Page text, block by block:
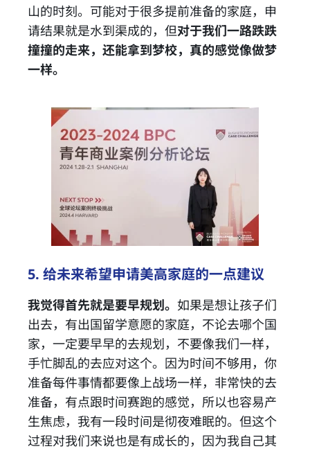
山的时刻。可能对于很多提前准备的家庭，申
请结果就是水到渠成的，但对于我们一路跌跌
撞撞的走来，还能拿到梦校，真的感觉像做梦
一样。
5. 给未来希望申请美高家庭的一点建议
我觉得首先就是要早规划。 如果是想让孩子们
出去，有出国留学意愿的家庭，不论去哪个国
家，一定要早早的去规划，不要像我们一样，
手忙脚乱的去应对这个。因为时间不够用，你
准备每件事情都要像上战场一样，非常快的去
准备，有点跟时间赛跑的感觉，所以也容易产
生焦虑，我有一段时间是彻夜难眠的。但这个
过程对我们来说也是有成长的，因为我自己其